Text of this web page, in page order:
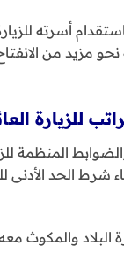
أسرته
مزيد من
للزيارة
المنظمة
شرط الحد
والمكوث